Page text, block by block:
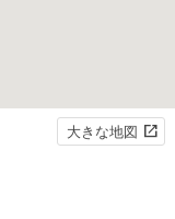
大きな地図